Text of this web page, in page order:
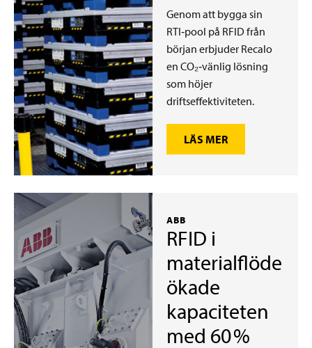
Genom att bygga sin
RTI‑pool på RFID från
början erbjuder Recalo
en CO₂‑vänlig lösning
som höjer
driftseffektiviteten.
LÄS MER
ABB
RFID i
materialflöde
ökade
kapaciteten
med 60 %